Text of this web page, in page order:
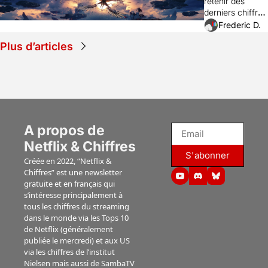
"The Sheep
Detectives"
(Prime),
derniers chiffres
de visionnages
aux Etats-Unis
Frederic D.
Plus d’articles
A propos de
Netflix & Chiffres
Créée en 2022, “Netflix &
Chiffres” est une newsletter
gratuite et en français qui
s’intéresse principalement à
tous les chiffres du streaming
dans le monde via les Tops 10
de Netflix (généralement
publiée le mercredi) et aux US
via les chiffres de l’institut
Nielsen mais aussi de SambaTV
S'abonner